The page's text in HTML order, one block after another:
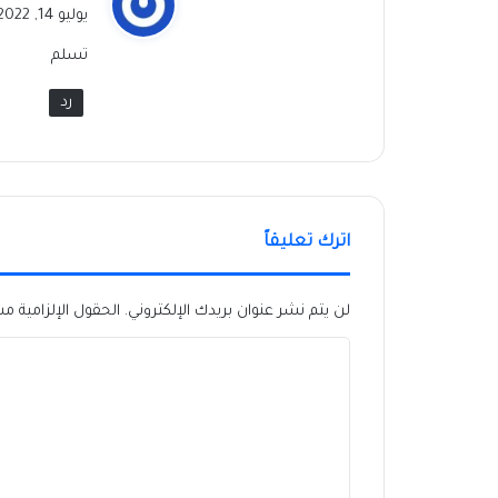
ق
يوليو 14, 2022 الساعة 8:17 مساءً
تسلم
رد
اترك تعليقاً
لن يتم نشر عنوان بريدك الإلكتروني. الحقول الإلزامية